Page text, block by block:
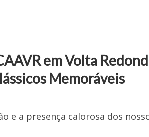
em Volta
Memoráveis
e a presença calorosa dos